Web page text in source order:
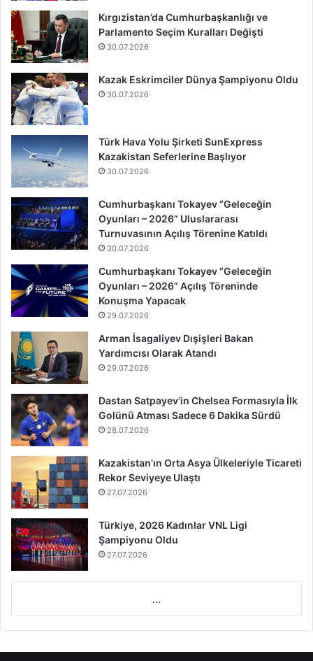
Kırgızistan’da Cumhurbaşkanlığı ve
Parlamento Seçim Kuralları Değişti
30.07.2026
Kazak Eskrimciler Dünya Şampiyonu Oldu
30.07.2026
Türk Hava Yolu Şirketi SunExpress
Kazakistan Seferlerine Başlıyor
30.07.2026
Cumhurbaşkanı Tokayev “Geleceğin
Oyunları – 2026” Uluslararası
Turnuvasının Açılış Törenine Katıldı
30.07.2026
Cumhurbaşkanı Tokayev “Geleceğin
Oyunları – 2026” Açılış Töreninde
Konuşma Yapacak
29.07.2026
Arman İsagaliyev Dışişleri Bakan
Yardımcısı Olarak Atandı
29.07.2026
Dastan Satpayev’in Chelsea Formasıyla İlk
Golünü Atması Sadece 6 Dakika Sürdü
28.07.2026
Kazakistan’ın Orta Asya Ülkeleriyle Ticareti
Rekor Seviyeye Ulaştı
27.07.2026
Türkiye, 2026 Kadınlar VNL Ligi
Şampiyonu Oldu
27.07.2026
...